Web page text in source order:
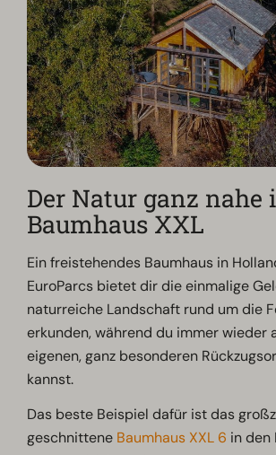
Der Natur ganz nahe
Baumhaus XXL
Ein freistehendes Baumhaus in
EuroParcs bietet dir die einmalige
naturreiche Landschaft rund um die
erkunden, während du immer wieder
eigenen, ganz besonderen
kannst.
Das beste Beispiel dafür ist das
geschnittene Baumhaus XXL 6 in den